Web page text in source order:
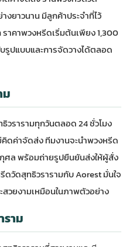
งยาวนาน มีลูกค้าประจำที่ไว้
ราคาพวงหรีดเริ่มต้นเพียง 1,300
รูปแบบและการจัดวางได้ตลอด
ม
วรารามทุกวันตลอด 24 ชั่วโมง
คิดค่าจัดส่ง ทีมงานจะนำพวงหรีด
ศล พร้อมถ่ายรูปยืนยันส่งให้ผู้สั่ง
วัดสุทธิวรารามกับ Aorest มั่นใจ
สวยงามเหมือนในภาพตัวอย่าง
าม